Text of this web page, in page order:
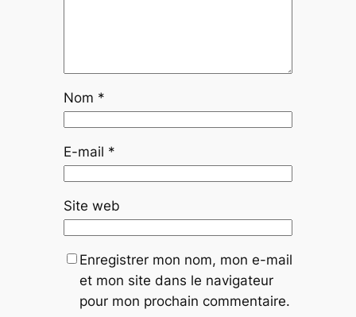
Nom *
E-mail *
Site web
Enregistrer mon nom, mon e-mail
et mon site dans le navigateur
pour mon prochain commentaire.